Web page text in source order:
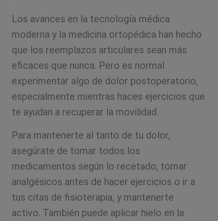
Los avances en la tecnología médica
moderna y la medicina ortopédica han hecho
que los reemplazos articulares sean más
eficaces que nunca. Pero es normal
experimentar algo de dolor postoperatorio,
especialmente mientras haces ejercicios que
te ayudan a recuperar la movilidad.
Para mantenerte al tanto de tu dolor,
asegúrate de tomar todos los
medicamentos según lo recetado, tomar
analgésicos antes de hacer ejercicios o ir a
tus citas de fisioterapia, y mantenerte
activo. También puede aplicar hielo en la